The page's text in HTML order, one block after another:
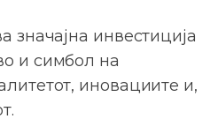
значајна инвестиција
и симбол на
иновациите и,